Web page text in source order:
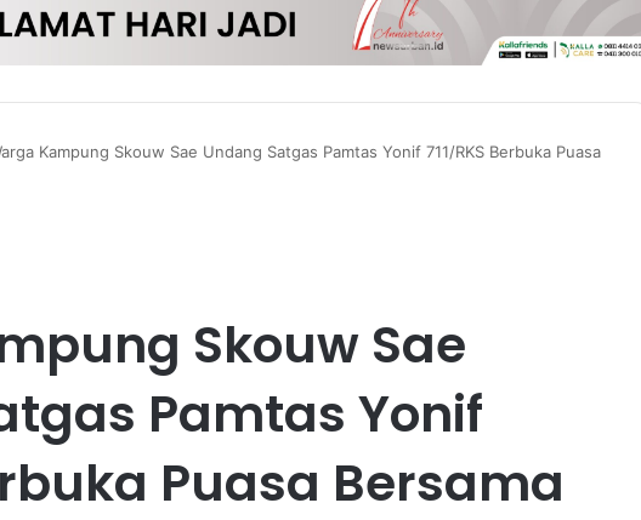
Kampung Skouw Sae Undang Satgas Pamtas Yonif 711/RKS Berbuka Puasa
Skouw Sae
Pamtas Yonif
Puasa Bersama